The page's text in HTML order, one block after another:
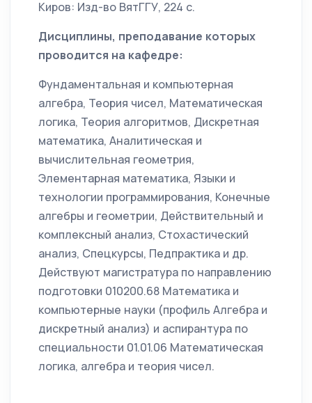
Киров: Изд-во ВятГГУ, 224 с.
Дисциплины, преподавание которых
проводится на кафедре:
Фундаментальная и компьютерная
алгебра, Теория чисел, Математическая
логика, Теория алгоритмов, Дискретная
математика, Аналитическая и
вычислительная геометрия,
Элементарная математика, Языки и
технологии программирования, Конечные
алгебры и геометрии, Действительный и
комплексный анализ, Стохастический
анализ, Спецкурсы, Педпрактика и др.
Действуют магистратура по направлению
подготовки 010200.68 Математика и
компьютерные науки (профиль Алгебра и
дискретный анализ) и аспирантура по
специальности 01.01.06 Математическая
логика, алгебра и теория чисел.